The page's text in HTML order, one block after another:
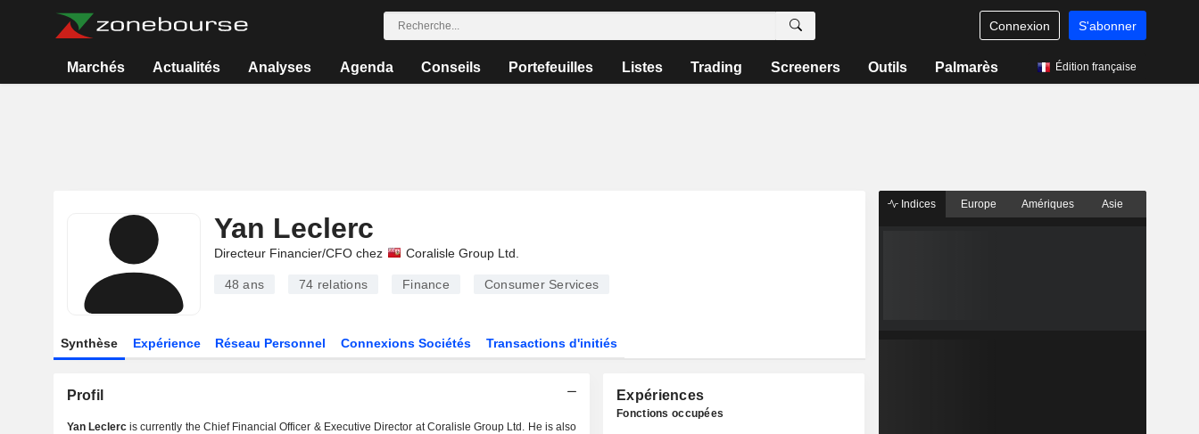
Connexion S'abonner
Marchés Actualités Analyses Agenda Conseils Portefeuilles Listes Trading Screeners Outils Palmarès Édition française
Yan Leclerc
Directeur Financier/CFO chez Coralisle Group Ltd.
48 ans 74 relations Finance Consumer Services
Synthèse Expérience Réseau Personnel Connexions Sociétés Transactions d'initiés
Profil
Yan Leclercis currently the Chief Financial Officer & Executive Director at Coralisle Group Ltd. He is also
Expériences
Fonctions occupées
Indices Europe Amériques Asie